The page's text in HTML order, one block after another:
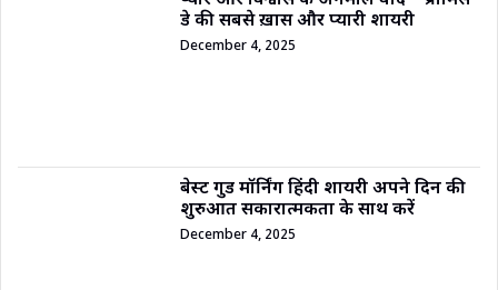
डे की सबसे ख़ास और प्यारी शायरी
December 4, 2025
बेस्ट गुड मॉर्निंग हिंदी शायरी अपने दिन की
शुरुआत सकारात्मकता के साथ करें
December 4, 2025